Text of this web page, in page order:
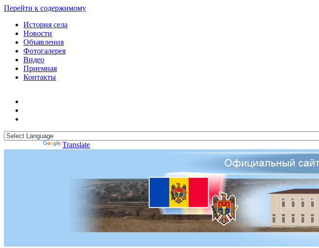
Перейти к содержимому
История села
Новости
Объявления
Фотогалерея
Видео
Приемная
Контакты
Translate